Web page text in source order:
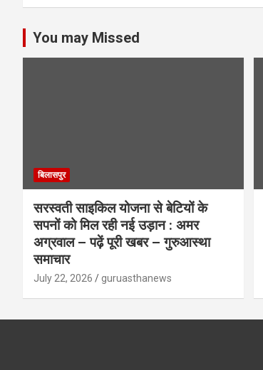
You may Missed
बिलासपुर
सरस्वती साइकिल योजना से बेटियों के
सपनों को मिल रही नई उड़ान : अमर
अग्रवाल – पढ़ें पूरी खबर – गुरुआस्था
समाचार
July 22, 2026 guruasthanews